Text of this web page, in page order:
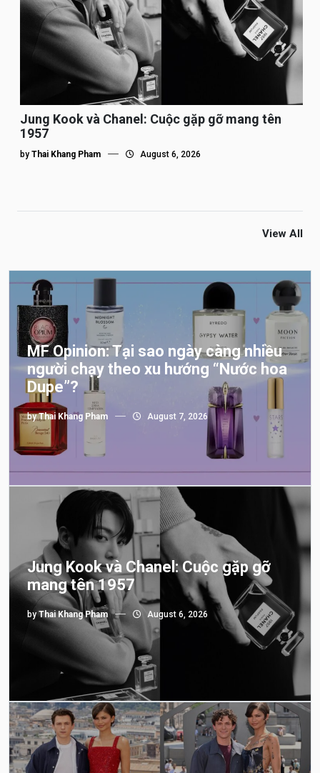
Jung Kook và Chanel: Cuộc gặp gỡ mang tên
1957
by Thai Khang Pham August 6, 2026
View All
MF Opinion: Tại sao ngày càng nhiều
người chạy theo xu hướng “Nước hoa
Dupe”?
byThai Khang Pham August 7, 2026
Jung Kook và Chanel: Cuộc gặp gỡ
mang tên 1957
byThai Khang Pham August 6, 2026